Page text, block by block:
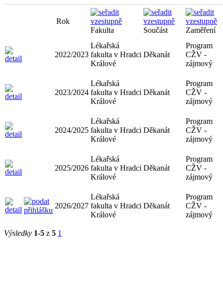
Rok
Fakulta
Součást Zaměření
2022/2023
Lékařská
fakulta v Hradci
Králové
Děkanát
Program
CŽV -
zájmový
2023/2024
Lékařská
fakulta v Hradci
Králové
Děkanát
Program
CŽV -
zájmový
2024/2025
Lékařská
fakulta v Hradci
Králové
Děkanát
Program
CŽV -
zájmový
2025/2026
Lékařská
fakulta v Hradci
Králové
Děkanát
Program
CŽV -
zájmový
2026/2027
Lékařská
fakulta v Hradci
Králové
Děkanát
Program
CŽV -
zájmový
Výsledky 1-5 z 5 1